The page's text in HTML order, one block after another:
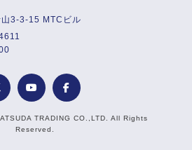
3-3-15 MTCビル
TRADING CO.,LTD. All Rights
Reserved.